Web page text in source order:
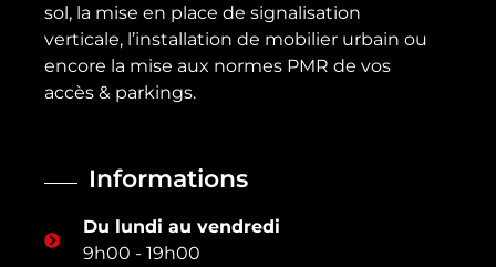
sol, la mise en place de signalisation
verticale, l’installation de mobilier urbain ou
encore la mise aux normes PMR de vos
accès & parkings.
Informations
Du lundi au vendredi
9h00 - 19h00